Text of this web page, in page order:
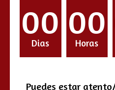
00
Dias
00
Horas
Puedes estar